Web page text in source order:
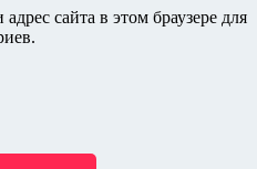
сайта в этом браузере для